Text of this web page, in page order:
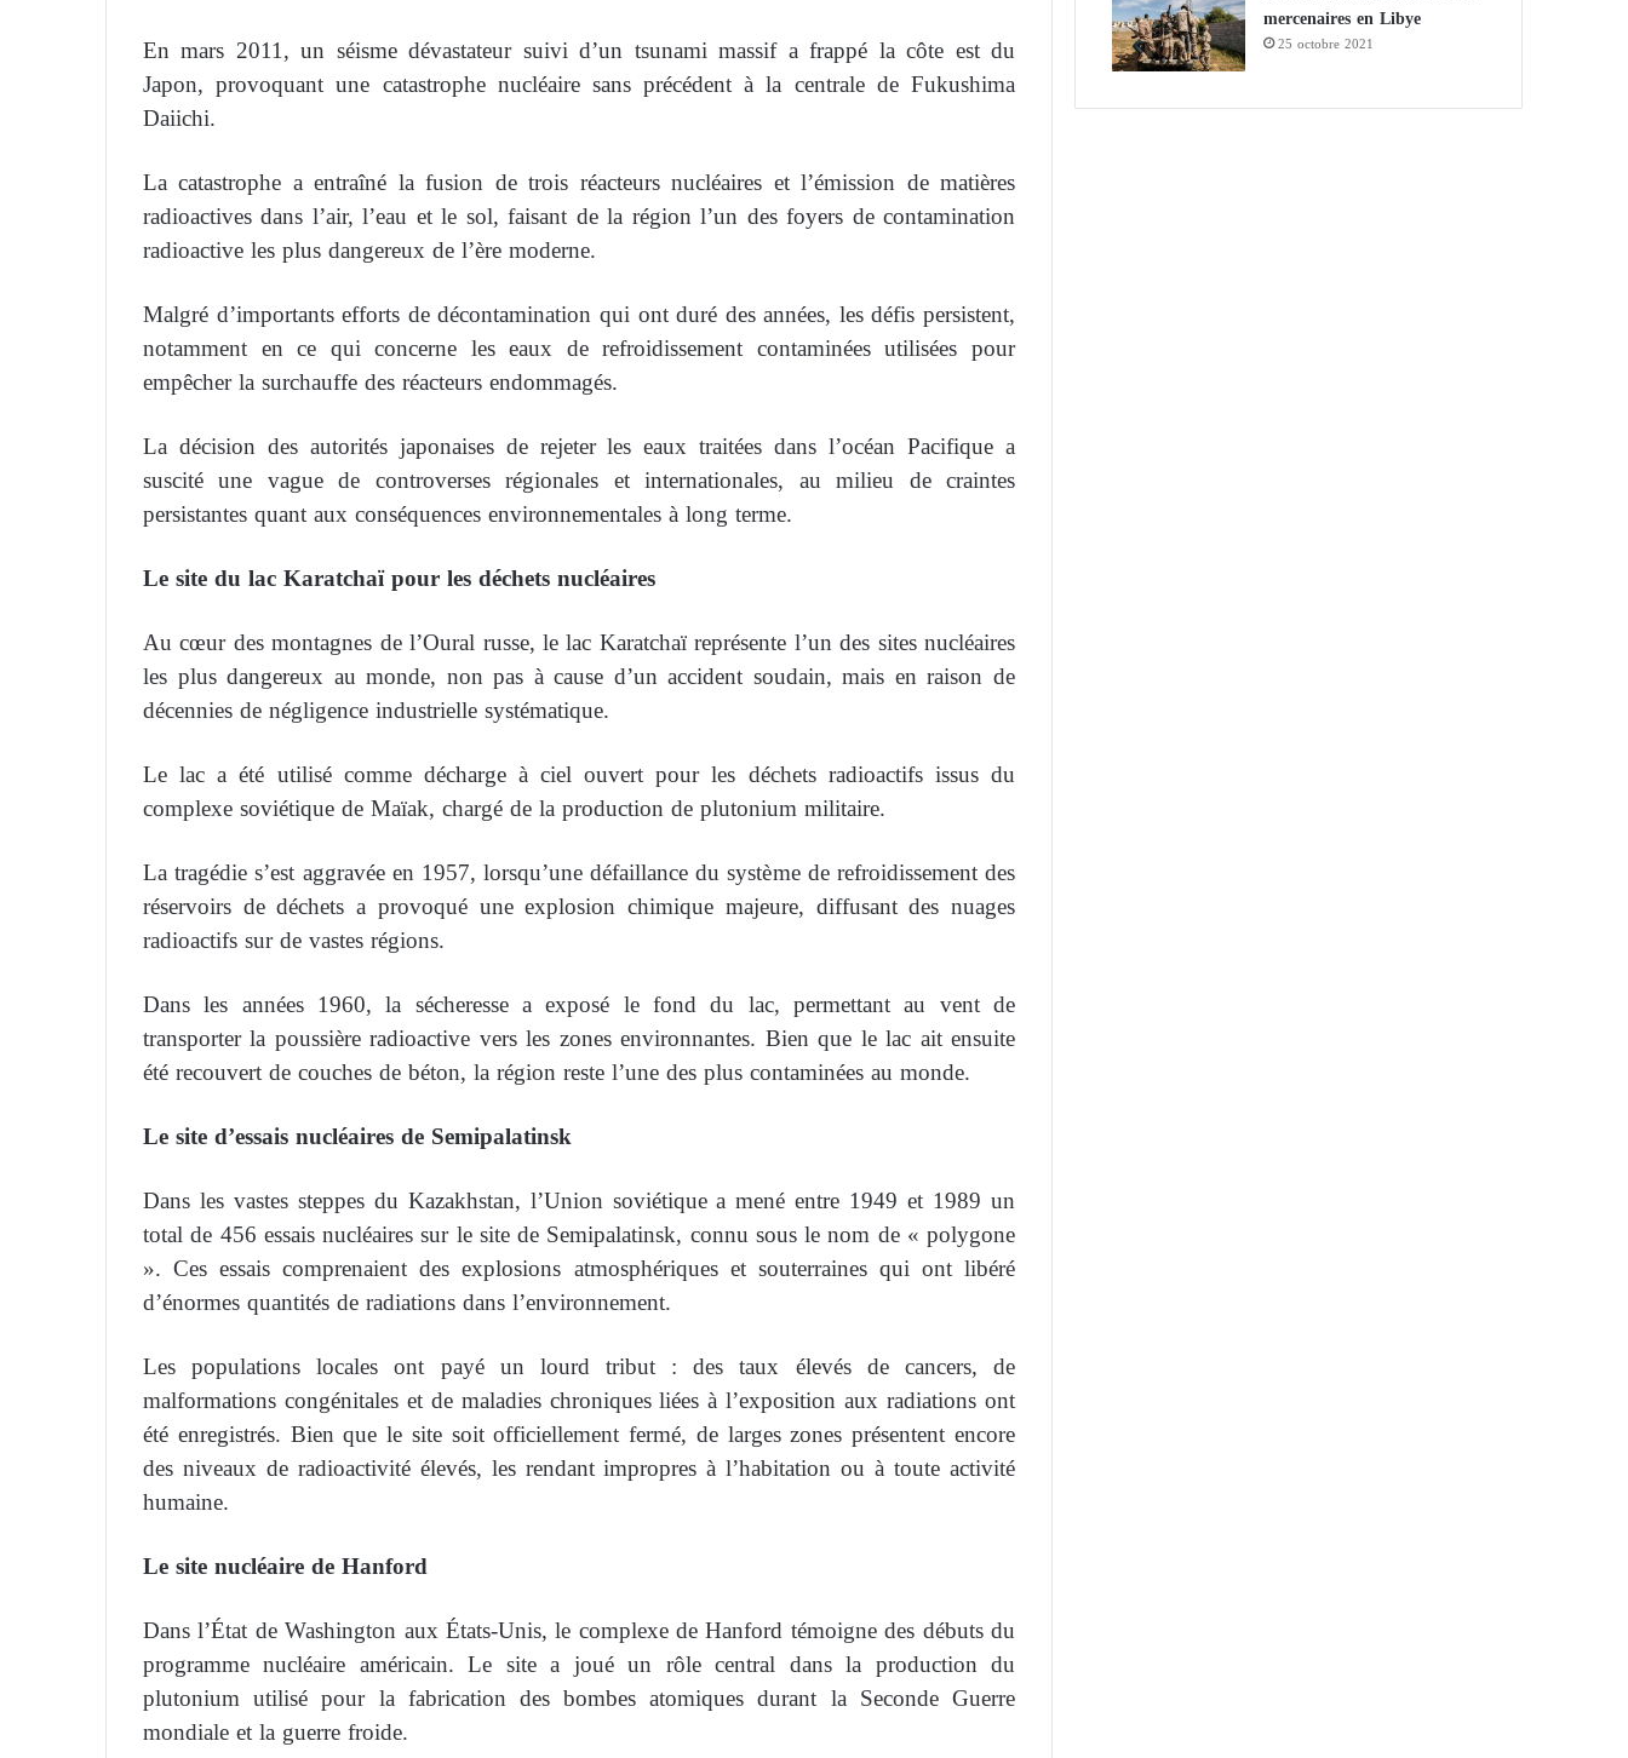
En mars 2011, un séisme dévastateur suivi d’un tsunami massif a frappé la côte est du
Japon, provoquant une catastrophe nucléaire sans précédent à la centrale de Fukushima
Daiichi.
La catastrophe a entraîné la fusion de trois réacteurs nucléaires et l’émission de matières
radioactives dans l’air, l’eau et le sol, faisant de la région l’un des foyers de contamination
radioactive les plus dangereux de l’ère moderne.
Malgré d’importants efforts de décontamination qui ont duré des années, les défis persistent,
notamment en ce qui concerne les eaux de refroidissement contaminées utilisées pour
empêcher la surchauffe des réacteurs endommagés.
La décision des autorités japonaises de rejeter les eaux traitées dans l’océan Pacifique a
suscité une vague de controverses régionales et internationales, au milieu de craintes
persistantes quant aux conséquences environnementales à long terme.
Le site du lac Karatchaï pour les déchets nucléaires
Au cœur des montagnes de l’Oural russe, le lac Karatchaï représente l’un des sites nucléaires
les plus dangereux au monde, non pas à cause d’un accident soudain, mais en raison de
décennies de négligence industrielle systématique.
Le lac a été utilisé comme décharge à ciel ouvert pour les déchets radioactifs issus du
complexe soviétique de Maïak, chargé de la production de plutonium militaire.
La tragédie s’est aggravée en 1957, lorsqu’une défaillance du système de refroidissement des
réservoirs de déchets a provoqué une explosion chimique majeure, diffusant des nuages
radioactifs sur de vastes régions.
Dans les années 1960, la sécheresse a exposé le fond du lac, permettant au vent de
transporter la poussière radioactive vers les zones environnantes. Bien que le lac ait ensuite
été recouvert de couches de béton, la région reste l’une des plus contaminées au monde.
Le site d’essais nucléaires de Semipalatinsk
Dans les vastes steppes du Kazakhstan, l’Union soviétique a mené entre 1949 et 1989 un
total de 456 essais nucléaires sur le site de Semipalatinsk, connu sous le nom de « polygone
». Ces essais comprenaient des explosions atmosphériques et souterraines qui ont libéré
d’énormes quantités de radiations dans l’environnement.
Les populations locales ont payé un lourd tribut : des taux élevés de cancers, de
malformations congénitales et de maladies chroniques liées à l’exposition aux radiations ont
été enregistrés. Bien que le site soit officiellement fermé, de larges zones présentent encore
des niveaux de radioactivité élevés, les rendant impropres à l’habitation ou à toute activité
humaine.
Le site nucléaire de Hanford
Dans l’État de Washington aux États-Unis, le complexe de Hanford témoigne des débuts du
programme nucléaire américain. Le site a joué un rôle central dans la production du
plutonium utilisé pour la fabrication des bombes atomiques durant la Seconde Guerre
mondiale et la guerre froide.
mercenaires en Libye
25 octobre 2021